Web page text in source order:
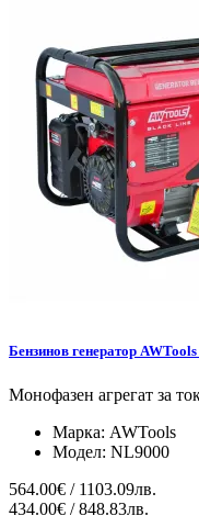
Бензинов генератор
Монофазен агрегат за
Марка: AWTools
Модел: NL9000
564.00€ / 1103.09лв.
434.00€ / 848.83лв.